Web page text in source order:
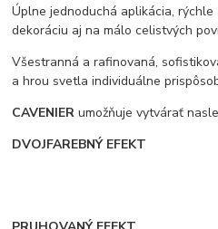
Úplne jednoduchá aplikácia,
dekoráciu aj na málo celistvých
Všestranná a rafinovaná,
a hrou svetla individuálne
CAVENIER umožňuje vytvárať
DVOJFAREBNÝ EFEKT